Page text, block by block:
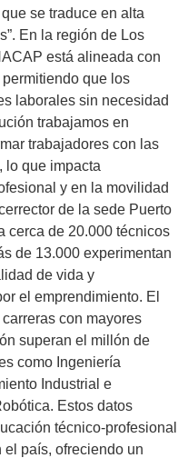
se traduce en alta
En la región de Los
está alineada con
que los
laborales sin necesidad
trabajamos en
trabajadores con las
lo que impacta
y en la movilidad
de la sede Puerto
cerca de 20.000 técnicos
de 13.000 experimentan
de vida y
el emprendimiento. El
con mayores
superan el millón de
como Ingeniería
Industrial e
Estos datos
técnico-profesional
el país, ofreciendo un